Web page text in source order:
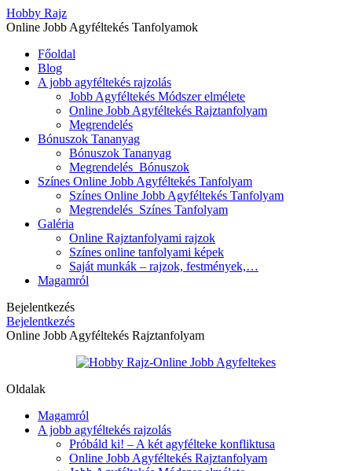
Hobby Rajz
Online Jobb Agyféltekés Tanfolyamok
Főoldal
Blog
A jobb agyféltekés rajzolás
Jobb Agyféltekés Módszer elmélete
Online Jobb Agyféltekés Rajztanfolyam
Megrendelés
Bónuszok Tananyag
Bónuszok Tananyag
Megrendelés_Bónuszok
Színes Online Jobb Agyféltekés Tanfolyam
Színes Online Jobb Agyféltekés Tanfolyam
Megrendelés_Színes Tanfolyam
Galéria
Online Rajztanfolyami rajzok
Színes online tanfolyami képek
Saját munkák – rajzok, festmények,…
Magamról
Bejelentkezés
Bejelentkezés
Online Jobb Agyféltekés Rajztanfolyam
Oldalak
Magamról
A jobb agyféltekés rajzolás
Próbáld ki! – A két agyfélteke konfliktusa
Online Jobb Agyféltekés Rajztanfolyam